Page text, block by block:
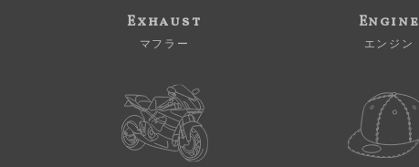
Exhaust
マフラー
Engine
エンジン